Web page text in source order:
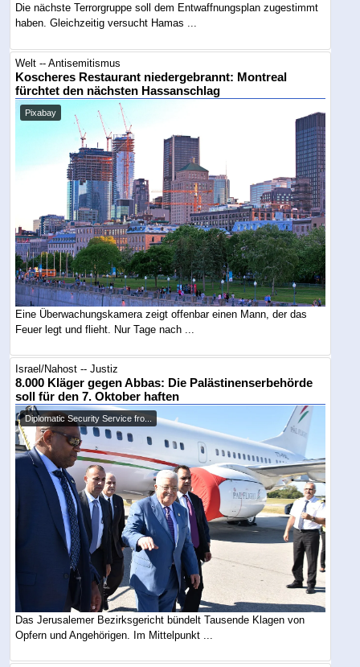
Die nächste Terrorgruppe soll dem Entwaffnungsplan zugestimmt
haben. Gleichzeitig versucht Hamas ...
Welt -- Antisemitismus
Koscheres Restaurant niedergebrannt: Montreal
fürchtet den nächsten Hassanschlag
Pixabay
Eine Überwachungskamera zeigt offenbar einen Mann, der das
Feuer legt und flieht. Nur Tage nach ...
Israel/Nahost -- Justiz
8.000 Kläger gegen Abbas: Die Palästinenserbehörde
soll für den 7. Oktober haften
Diplomatic Security Service fro...
Das Jerusalemer Bezirksgericht bündelt Tausende Klagen von
Opfern und Angehörigen. Im Mittelpunkt ...